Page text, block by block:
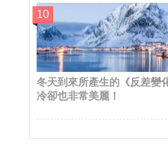
冬天到來所產生的《反差變
冷卻也非常美麗！